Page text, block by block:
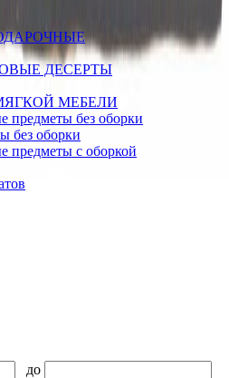
ДЕСЕРТЫ
МЕБЕЛИ
предметы без оборки
без оборки
предметы с оборкой
до